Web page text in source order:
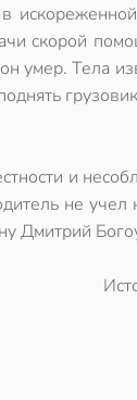
скорой
умер. Тела
и
не учел
Дмитрий